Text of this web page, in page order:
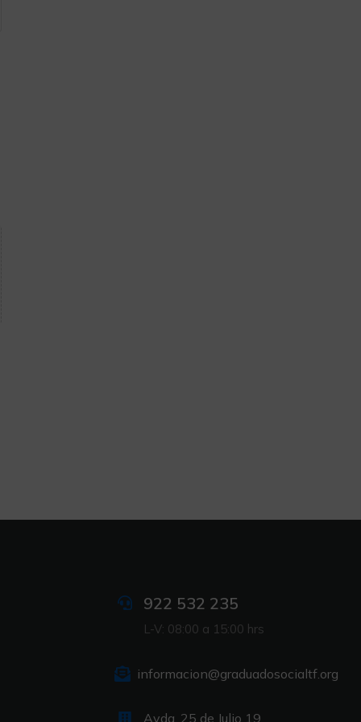
922 532 235
L-V: 08:00 a 15:00 hrs
informacion@graduadosocialtf.org
Avda. 25 de Julio 19